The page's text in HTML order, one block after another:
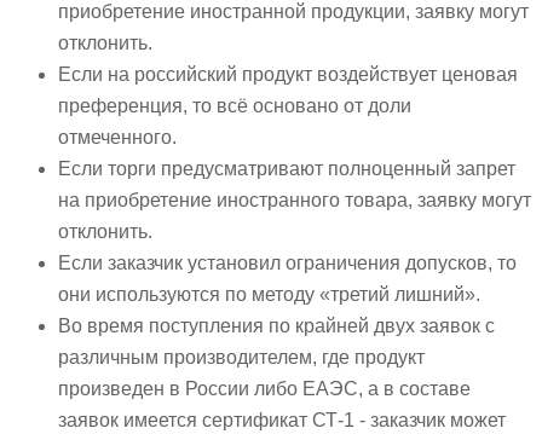
приобретение иностранной продукции, заявку могут
отклонить.
Если на российский продукт воздействует ценовая
преференция, то всё основано от доли
отмеченного.
Если торги предусматривают полноценный запрет
на приобретение иностранного товара, заявку могут
отклонить.
Если заказчик установил ограничения допусков, то
они используются по методу «третий лишний».
Во время поступления по крайней двух заявок с
различным производителем, где продукт
произведен в России либо ЕАЭС, а в составе
заявок имеется сертификат СТ-1 - заказчик может